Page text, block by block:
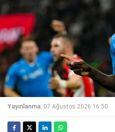
Yayınlanma: 07 Ağustos 2026 16:50